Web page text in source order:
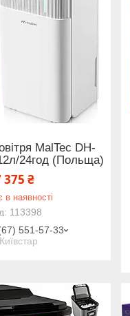
MalTec DH-
24год (Польща)
375 ₴
в наявності
113398
551-57-33
Київстар